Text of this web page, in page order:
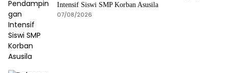
Intensif Siswi SMP Korban Asusila
07/08/2026